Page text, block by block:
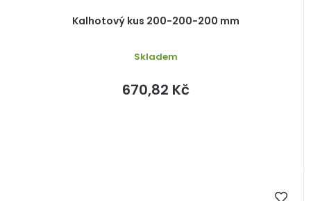
Kalhotový kus 200-200-200 mm
Skladem
670,82 Kč